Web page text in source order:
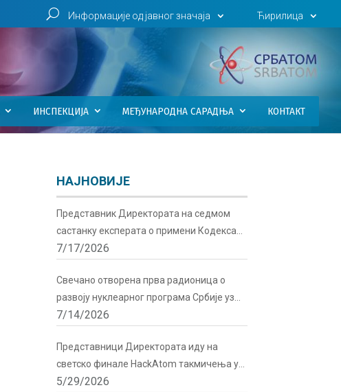
U Информације од јавног значаја Ћирилица
ИНСПЕКЦИЈА МЕЂУНАРОДНА САРАДЊА КОНТАКТ
НАЈНОВИЈЕ
Представник Директората на седмом
састанку експерата о примени Кодекса
понашања о сигурности и безбедности
7/17/2026
Свечано отворена прва радионица о
развоју нуклеарног програма Србије уз
подршку Директората
7/14/2026
Представници Директората иду на
светско финале HackAtom такмичења у
Русији
5/29/2026